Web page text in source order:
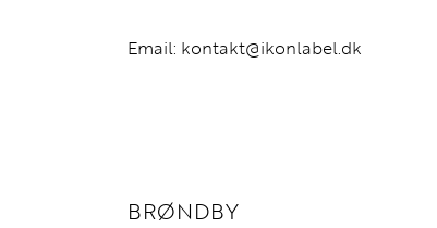
Email: kontakt@ikonlabel.dk
BRØNDBY